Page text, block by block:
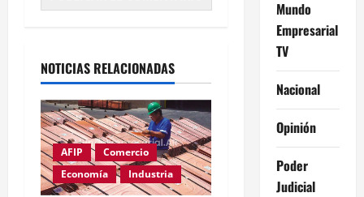
NOTICIAS RELACIONADAS
AFIP
Comercio
Economía
Industria
Mundo
Empresarial
TV
Nacional
Opinión
Poder
Judicial